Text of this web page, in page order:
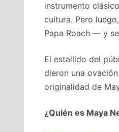
instrumento
cultura. Pero
Papa Roach — y
El estallido del
dieron una
originalidad de
¿Quién es Maya